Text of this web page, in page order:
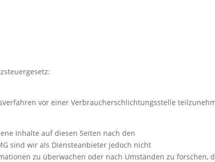
vor einer Verbraucherschlichtungsstelle
Inhalte auf diesen Seiten nach den
sind wir als Diensteanbieter jedoch nicht
zu überwachen oder nach Umständen zu forschen,